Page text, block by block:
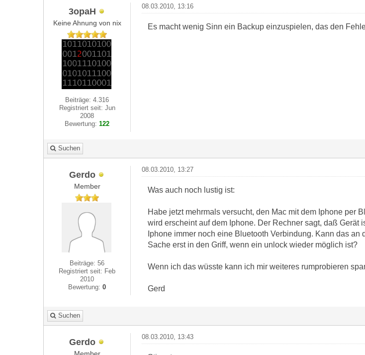
3opaH
Keine Ahnung von nix
Beiträge: 4.316
Registriert seit: Jun
2008
Bewertung:122
08.03.2010, 13:16
Es macht wenig Sinn ein Backup einzuspielen, das den
Suchen
Gerdo
Member
Beiträge: 56
Registriert seit: Feb
2010
Bewertung:0
08.03.2010, 13:27
Was auch noch lustig ist:
Habe jetzt mehrmals versucht, den Mac mit dem Iphone per
wird erscheint auf dem Iphone. Der Rechner sagt, daß
Iphone immer noch eine Bluetooth Verbindung. Kann das
Sache erst in den Griff, wenn ein unlock wieder möglich ist?
Wenn ich das wüsste kann ich mir weiteres rumprobieren
Gerd
Suchen
Gerdo
Member
08.03.2010, 13:43